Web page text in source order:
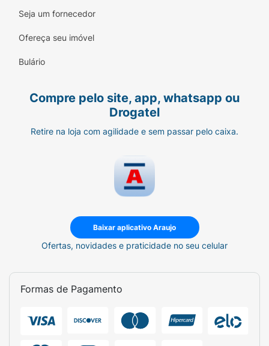
Seja um fornecedor
Ofereça seu imóvel
Bulário
Compre pelo site, app, whatsapp ou
Drogatel
Retire na loja com agilidade e sem passar pelo caixa.
Baixar aplicativo Araujo
Ofertas, novidades e praticidade no seu celular
Formas de Pagamento